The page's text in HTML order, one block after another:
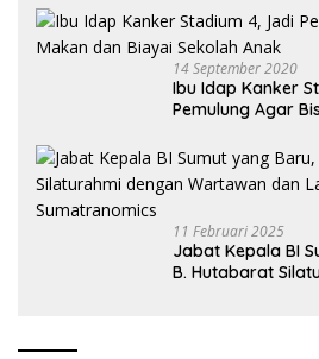
14 September 2020
Ibu Idap Kanker
Pemulung Agar
11 Februari 2025
Jabat Kepala BI
B. Hutabarat